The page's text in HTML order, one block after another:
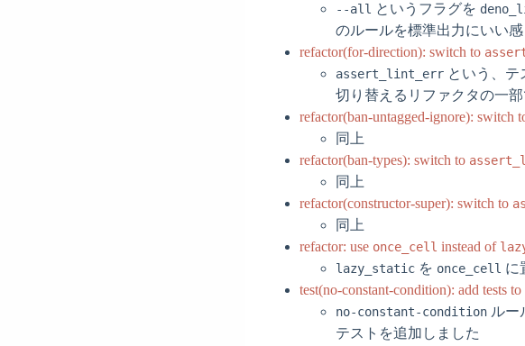
--all というフラグを
のルールを標準出力にいい
refactor(for-direction): switch to
assert_lint_err という、テ
切り替えるリファクタの一部
refactor(ban-untagged-ignore): switch
同上
refactor(ban-types): switch to
同上
refactor(constructor-super): switch to
同上
refactor: use once_cell instead of
lazy_static を once_cell に
test(no-constant-condition): add tests
no-constant-condition ルー
テストを追加しました